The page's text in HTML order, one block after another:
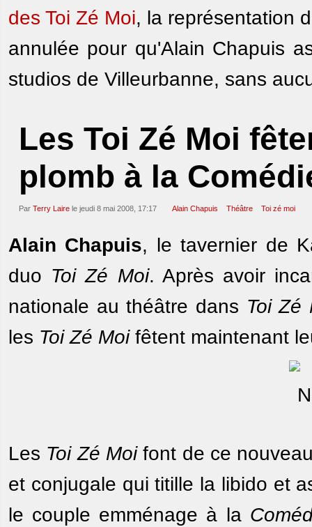
des Toi Zé Moi, la représentation
annulée pour qu'Alain Chapuis
studios de Villeurbanne, sans
Les Toi Zé Moi
plomb à la
Par Terry Laire le jeudi 8 mai 2008, 17:17 Alain Chapuis Théâtre Toi zé moi
Alain Chapuis, le tavernier de
duo Toi Zé Moi. Après avoir
nationale au théâtre dans Toi Zé
les Toi Zé Moifêtent maintenant
Les Toi Zé Moifont de ce
et conjugale qui titille la libido et
le couple emménage à la